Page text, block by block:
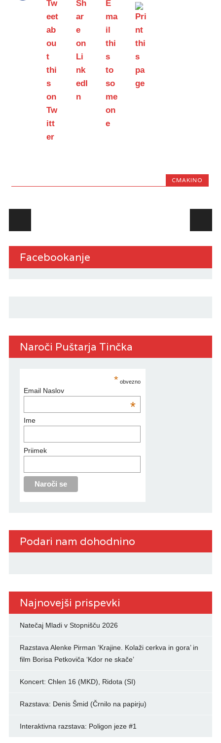
CMAKINO
Facebookanje
Naroči Puštarja Tinčka
* obvezno
Email Naslov
*
Ime
Priimek
Podari nam dohodnino
Najnovejši prispevki
Natečaj Mladi v Stopnišču 2026
Razstava Alenke Pirman ‘Krajine. Kolaži cerkva in gora’ in
film Borisa Petkoviča ‘Kdor ne skače’
Koncert: Chlen 16 (MKD), Ridota (SI)
Razstava: Denis Šmid (Črnilo na papirju)
Interaktivna razstava: Poligon jeze #1